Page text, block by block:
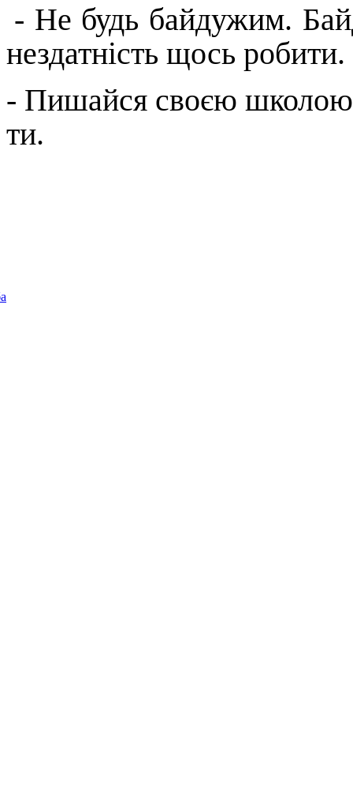
- Не будь байдужим.
нездатність щось робити.
- Пишайся своєю школою;
ти.